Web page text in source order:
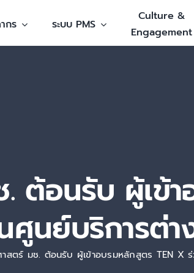
กร ระบบ PMS
Culture &
Engagement
ต้อนรับ ผู้เข้
ศูนย์บริการต่า
ตร์ มช. ต้อนรับ ผู้เข้าอบรมหลักสูตร TEN X